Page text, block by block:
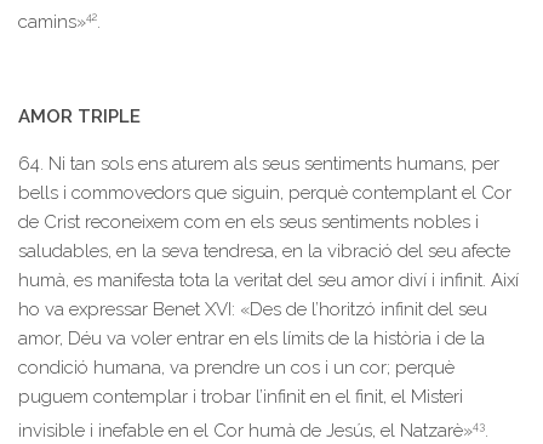
camins»42.
AMOR TRIPLE
64. Ni tan sols ens aturem als seus sentiments humans, per
bells i commovedors que siguin, perquè contemplant el Cor
de Crist reconeixem com en els seus sentiments nobles i
saludables, en la seva tendresa, en la vibració del seu afecte
humà, es manifesta tota la veritat del seu amor diví i infinit. Així
ho va expressar Benet XVI: «Des de l’horitzó infinit del seu
amor, Déu va voler entrar en els límits de la història i de la
condició humana, va prendre un cos i un cor; perquè
puguem contemplar i trobar l’infinit en el finit, el Misteri
invisible i inefable en el Cor humà de Jesús, el Natzarè»43.